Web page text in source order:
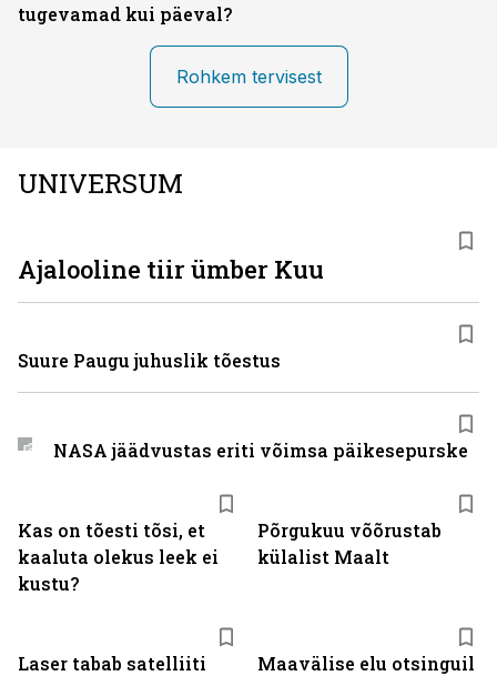
tugevamad kui päeval?
Rohkem tervisest
UNIVERSUM
Kas on tõesti tõsi, et
kaaluta olekus leek ei
kustu?
Põrgukuu võõrustab
külalist Maalt
Laser tabab satelliiti
Maavälise elu otsinguil
Ajalooline tiir ümber Kuu
Suure Paugu juhuslik tõestus
NASA jäädvustas eriti võimsa päikesepurske